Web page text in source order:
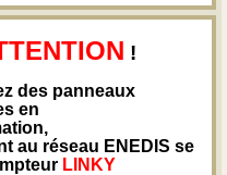
!
des panneaux
en
au réseau ENEDIS se
LINKY